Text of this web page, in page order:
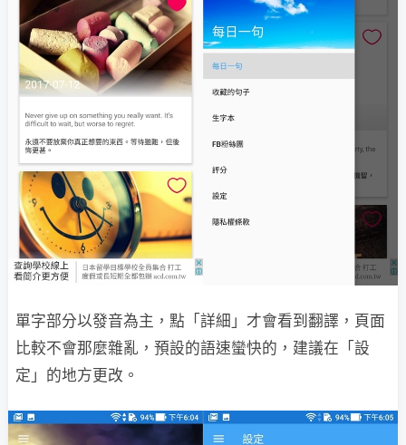
單字部分以發音為主，點「詳細」才會看到翻譯，頁面
比較不會那麼雜亂，預設的語速蠻快的，建議在「設
定」的地方更改。